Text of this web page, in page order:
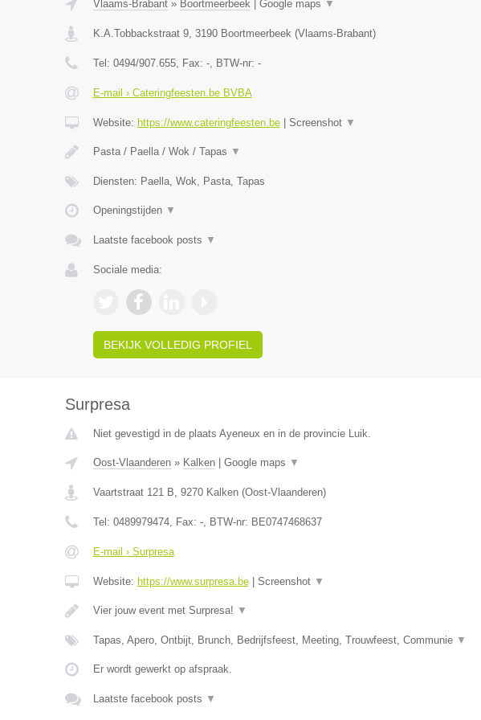
Vlaams-Brabant» Boortmeerbeek| Google maps ▼
K.A.Tobbackstraat 9, 3190 Boortmeerbeek(Vlaams-Brabant)
Tel: 0494/907.655, Fax: -, BTW-nr: -
E-mail › Cateringfeesten.be BVBA
Website: https://www.cateringfeesten.be| Screenshot ▼
Pasta / Paella / Wok / Tapas ▼
Diensten: Paella, Wok, Pasta, Tapas
Openingstijden ▼
Laatste facebook posts ▼
Sociale media:
BEKIJK VOLLEDIG PROFIEL
Surpresa
Niet gevestigd in de plaats Ayeneux en in de provincie Luik.
Oost-Vlaanderen» Kalken| Google maps ▼
Vaartstraat 121 B, 9270 Kalken(Oost-Vlaanderen)
Tel: 0489979474, Fax: -, BTW-nr: BE0747468637
E-mail › Surpresa
Website: https://www.surpresa.be| Screenshot ▼
Vier jouw event met Surpresa! ▼
Tapas, Apero, Ontbijt, Brunch, Bedrijfsfeest, Meeting, Trouwfeest, Communie ▼
Er wordt gewerkt op afspraak.
Laatste facebook posts ▼